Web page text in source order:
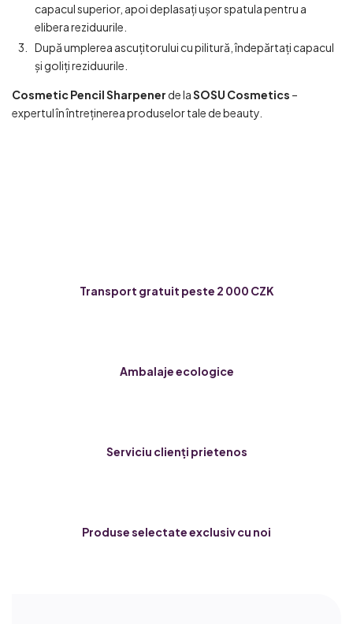
capacul superior, apoi deplasați ușor spatula pentru a
elibera reziduurile.
După umplerea ascuțitorului cu pilitură, îndepărtați capacul
și goliți reziduurile.
Cosmetic Pencil Sharpener de laSOSU Cosmetics –
expertul în întreținerea produselor tale de beauty.
Transport gratuit peste 2 000 CZK
Ambalaje ecologice
Serviciu clienți prietenos
Produse selectate exclusiv cu noi